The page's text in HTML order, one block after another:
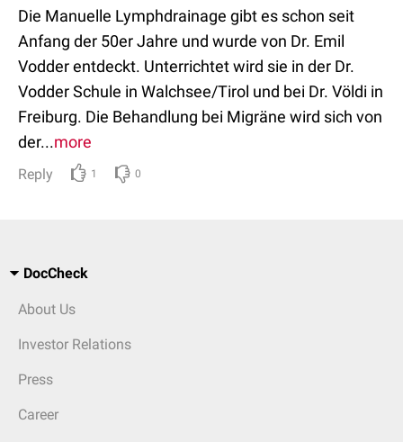
Die Manuelle Lymphdrainage gibt es schon seit
Anfang der 50er Jahre und wurde von Dr. Emil
Vodder entdeckt. Unterrichtet wird sie in der Dr.
Vodder Schule in Walchsee/Tirol und bei Dr. Völdi in
Freiburg. Die Behandlung bei Migräne wird sich von
der...more
Reply 1 0
DocCheck
About Us
Investor Relations
Press
Career